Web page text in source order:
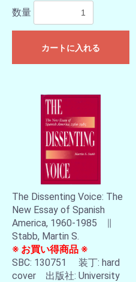
数量
カートに入れる
The Dissenting Voice: The
New Essay of Spanish
America, 1960-1985 ∥
Stabb, Martin S.
※ お買い得商品 ※
SBC: 130751 装丁: hard
cover 出版社: University